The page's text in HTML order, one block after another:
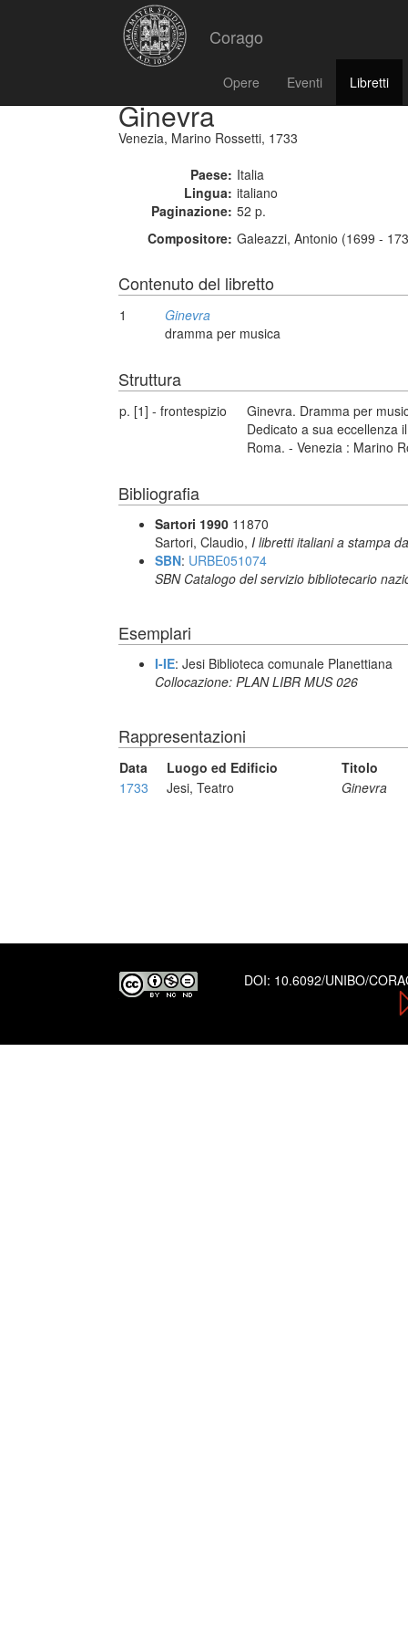
Corago
Opere Eventi Libretti
Ginevra
Venezia, Marino Rossetti, 1733
Paese: Italia
Lingua: italiano
Paginazione: 52 p.
Compositore: Galeazzi, Antonio (1699 -
Contenuto del libretto
1
Ginevra
dramma per musica
Struttura
p. [1] - frontespizio
Ginevra. Dramma per
Dedicato a sua eccellenza
Roma. - Venezia : Marino
Bibliografia
Sartori 1990 11870
Sartori, Claudio, I libretti italiani a stampa
SBN: URBE051074
SBN Catalogo del servizio bibliotecario
Esemplari
I-IE: Jesi Biblioteca comunale Planettiana
Collocazione: PLAN LIBR MUS 026
Rappresentazioni
Data Luogo ed Edificio
Titolo
1733
Jesi, Teatro Ginevra
DOI: 10.6092/UNIBO/